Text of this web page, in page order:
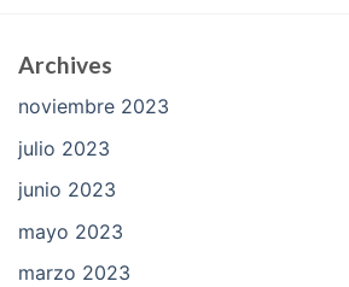
Archives
noviembre 2023
julio 2023
junio 2023
mayo 2023
marzo 2023